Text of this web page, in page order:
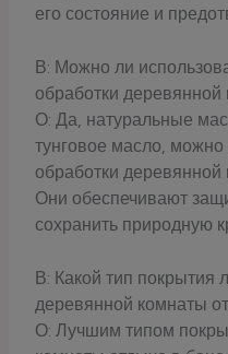
его состояние и
В: Можно ли
обработки
О: Да, натуральные
тунговое масло, можно
обработки
Они обеспечивают
сохранить природную
В: Какой тип покрытия
деревянной комнаты
О: Лучшим типом